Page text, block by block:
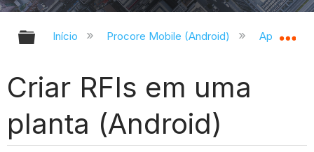
Expandir/recolher hierarquia
Início Procore Mobile (Android) Aplicativo
Criar RFIs em uma
planta (Android)